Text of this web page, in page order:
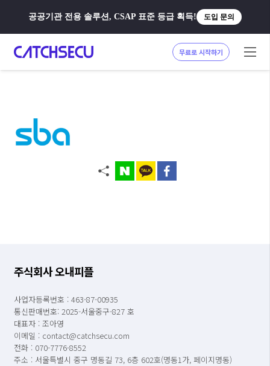
공공기관 전용 솔루션, CSAP 표준 등급 획득! 도입 문의
무료로 시작하기
주식회사 오내피플
사업자등록번호 : 463-87-00935
통신판매번호: 2025-서울중구-827 호
대표자 : 조아영
이메일 : contact@catchsecu.com
전화 : 070-7776-8552
주소 : 서울특별시 중구 명동길 73, 6층 602호(명동1가, 페이지명동)